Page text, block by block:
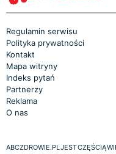
Regulamin serwisu
Polityka prywatności
Kontakt
Mapa witryny
Indeks pytań
Partnerzy
Reklama
O nas
ABCZDROWIE.PL JEST CZĘŚCIĄ